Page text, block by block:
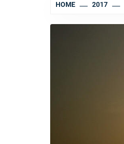
HOME 2017